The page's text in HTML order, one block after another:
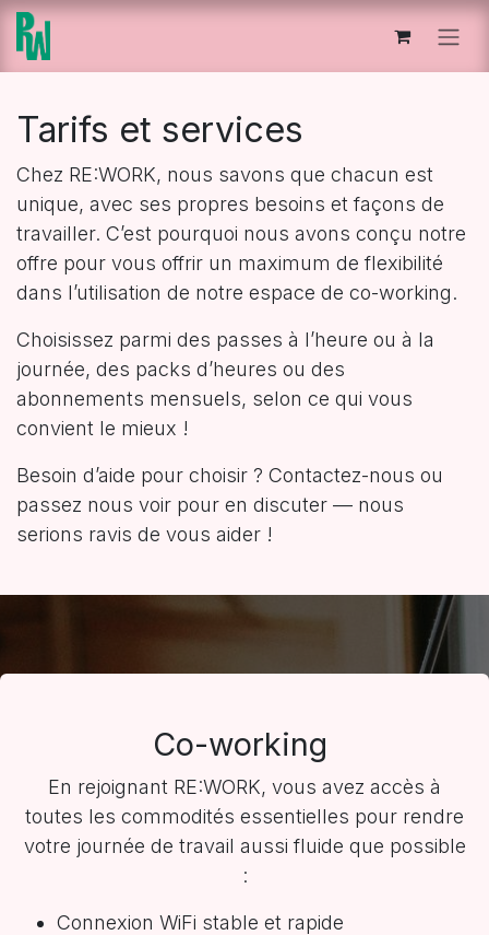
Se rendre au contenu
Tarifs et services
Chez RE:WORK, nous savons que chacun est
unique, avec ses propres besoins et façons de
travailler. C’est pourquoi nous avons conçu notre
offre pour vous offrir un maximum de flexibilité
dans l’utilisation de notre espace de co-working.
Choisissez parmi des passes à l’heure ou à la
journée, des packs d’heures ou des
abonnements mensuels, selon ce qui vous
convient le mieux !
Besoin d’aide pour choisir ? Contactez-nous ou
passez nous voir pour en discuter — nous
serions ravis de vous aider !
Co-working
En rejoignant RE:WORK, vous avez accès à
toutes les commodités essentielles pour rendre
votre journée de travail aussi fluide que possible
:
Connexion WiFi stable et rapide